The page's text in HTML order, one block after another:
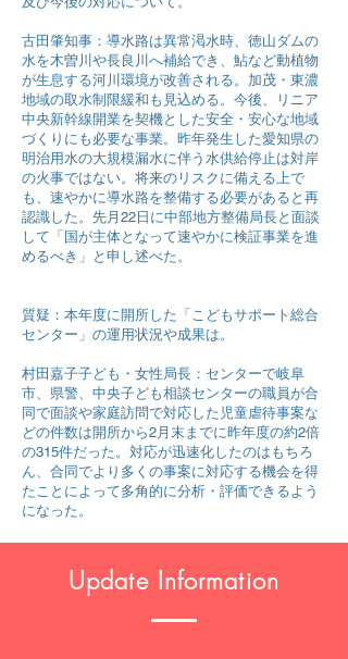
古田肇知事：導水路は異常渇水時、徳山ダムの
水を木曽川や長良川へ補給でき、鮎など動植物
が生息する河川環境が改善される。加茂・東濃
地域の取水制限緩和も見込める。今後、リニア
中央新幹線開業を契機とした安全・安心な地域
づくりにも必要な事業。昨年発生した愛知県の
明治用水の大規模漏水に伴う水供給停止は対岸
の火事ではない。将来のリスクに備える上で
も、速やかに導水路を整備する必要があると再
認識した。先月22日に中部地方整備局長と面談
して「国が主体となって速やかに検証事業を進
めるべき」と申し述べた。
質疑：本年度に開所した「こどもサポート総合
センター」の運用状況や成果は。
村田嘉子子ども・女性局長：センターで岐阜
市、県警、中央子ども相談センターの職員が合
同で面談や家庭訪問で対応した児童虐待事案な
どの件数は開所から2月末までに昨年度の約2倍
の315件だった。対応が迅速化したのはもちろ
ん、合同でより多くの事案に対応する機会を得
たことによって多角的に分析・評価できるよう
になった。
Update Information